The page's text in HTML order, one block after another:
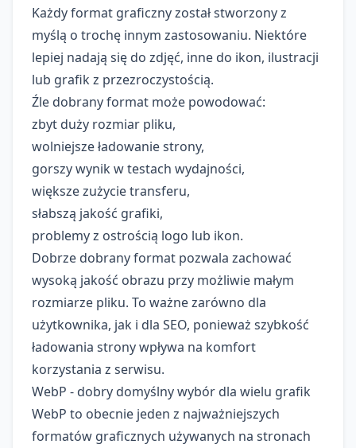
Każdy format graficzny został stworzony z
myślą o trochę innym zastosowaniu. Niektóre
lepiej nadają się do zdjęć, inne do ikon, ilustracji
lub grafik z przezroczystością.
Źle dobrany format może powodować:
zbyt duży rozmiar pliku,
wolniejsze ładowanie strony,
gorszy wynik w testach wydajności,
większe zużycie transferu,
słabszą jakość grafiki,
problemy z ostrością logo lub ikon.
Dobrze dobrany format pozwala zachować
wysoką jakość obrazu przy możliwie małym
rozmiarze pliku. To ważne zarówno dla
użytkownika, jak i dla SEO, ponieważ szybkość
ładowania strony wpływa na komfort
korzystania z serwisu.
WebP - dobry domyślny wybór dla wielu grafik
WebP to obecnie jeden z najważniejszych
formatów graficznych używanych na stronach